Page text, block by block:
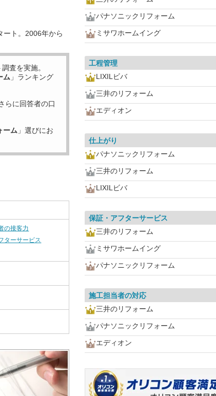
ート。2006年から
査を実施。
ム 」ランキング
らに回答者の口
ーム 」選びにお
の接客力
ターサービス
パナソニックリフォーム
ミサワホームイング
工程管理
LIXILビバ
三井のリフォーム
エディオン
仕上がり
パナソニックリフォーム
三井のリフォーム
LIXILビバ
保証・アフターサービス
三井のリフォーム
ミサワホームイング
パナソニックリフォーム
施工担当者の対応
三井のリフォーム
パナソニックリフォーム
エディオン